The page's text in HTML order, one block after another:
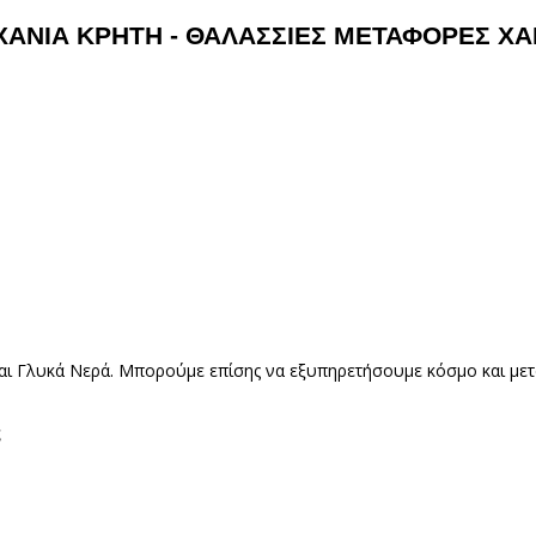
ΚΡΗΤΗ - ΘΑΛΑΣΣΙΕΣ ΜΕΤΑΦΟΡΕΣ
Νερά. Μπορούμε επίσης να εξυπηρετήσουμε κόσμο και